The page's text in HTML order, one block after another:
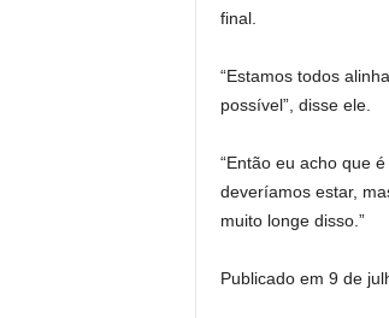
final.
“Estamos todos
possível”, disse ele.
“Então eu acho que
deveríamos estar,
muito longe disso.”
Publicado em 9 de